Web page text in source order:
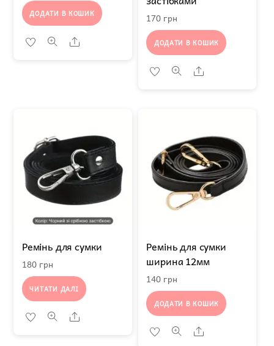
ДОДАТИ В КОШИК
Share
170 грн
ДОДАТИ В КОШИК
Share
Ремінь для сумки
180 грн
ЧИТАТИ ДАЛІ
Share
Ремінь для сумки
ширина 12мм
140 грн
ДОДАТИ В КОШИК
Share